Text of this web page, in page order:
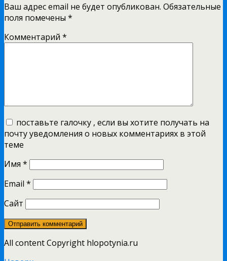
Ваш адрес email не будет опубликован. Обязательные
поля помечены *
Комментарий *
поставьте галочку , если вы хотите получать на
почту уведомления о новых комментариях в этой
теме
Имя *
Email *
Сайт
All content Copyright hlopotynia.ru